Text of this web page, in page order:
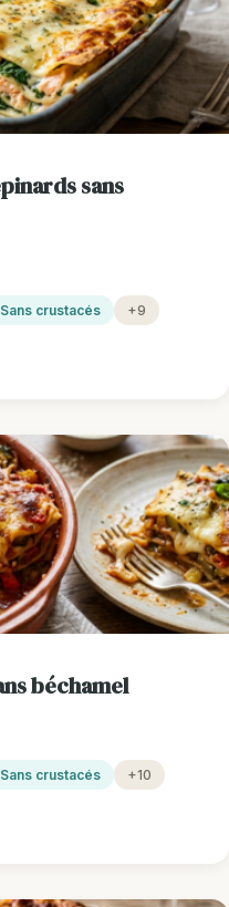
sans
Sans crustacés +9
béchamel
Sans crustacés +10